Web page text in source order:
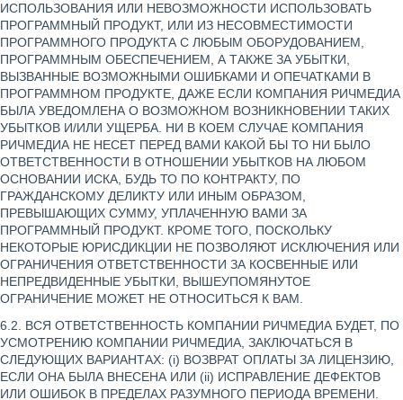
ИСПОЛЬЗОВАНИЯ ИЛИ НЕВОЗМОЖНОСТИ ИСПОЛЬЗОВАТЬ
ПРОГРАММНЫЙ ПРОДУКТ, ИЛИ ИЗ НЕСОВМЕСТИМОСТИ
ПРОГРАММНОГО ПРОДУКТА С ЛЮБЫМ ОБОРУДОВАНИЕМ,
ПРОГРАММНЫМ ОБЕСПЕЧЕНИЕМ, А ТАКЖЕ ЗА УБЫТКИ,
ВЫЗВАННЫЕ ВОЗМОЖНЫМИ ОШИБКАМИ И ОПЕЧАТКАМИ В
ПРОГРАММНОМ ПРОДУКТЕ, ДАЖЕ ЕСЛИ КОМПАНИЯ РИЧМЕДИА
БЫЛА УВЕДОМЛЕНА О ВОЗМОЖНОМ ВОЗНИКНОВЕНИИ ТАКИХ
УБЫТКОВ И/ИЛИ УЩЕРБА. НИ В КОЕМ СЛУЧАЕ КОМПАНИЯ
РИЧМЕДИА НЕ НЕСЕТ ПЕРЕД ВАМИ КАКОЙ БЫ ТО НИ БЫЛО
ОТВЕТСТВЕННОСТИ В ОТНОШЕНИИ УБЫТКОВ НА ЛЮБОМ
ОСНОВАНИИ ИСКА, БУДЬ ТО ПО КОНТРАКТУ, ПО
ГРАЖДАНСКОМУ ДЕЛИКТУ ИЛИ ИНЫМ ОБРАЗОМ,
ПРЕВЫШАЮЩИХ СУММУ, УПЛАЧЕННУЮ ВАМИ ЗА
ПРОГРАММНЫЙ ПРОДУКТ. КРОМЕ ТОГО, ПОСКОЛЬКУ
НЕКОТОРЫЕ ЮРИСДИКЦИИ НЕ ПОЗВОЛЯЮТ ИСКЛЮЧЕНИЯ ИЛИ
ОГРАНИЧЕНИЯ ОТВЕТСТВЕННОСТИ ЗА КОСВЕННЫЕ ИЛИ
НЕПРЕДВИДЕННЫЕ УБЫТКИ, ВЫШЕУПОМЯНУТОЕ
ОГРАНИЧЕНИЕ МОЖЕТ НЕ ОТНОСИТЬСЯ К ВАМ.
6.2. ВСЯ ОТВЕТСТВЕННОСТЬ КОМПАНИИ РИЧМЕДИА БУДЕТ, ПО
УСМОТРЕНИЮ КОМПАНИИ РИЧМЕДИА, ЗАКЛЮЧАТЬСЯ В
СЛЕДУЮЩИХ ВАРИАНТАХ: (i) ВОЗВРАТ ОПЛАТЫ ЗА ЛИЦЕНЗИЮ,
ЕСЛИ ОНА БЫЛА ВНЕСЕНА ИЛИ (ii) ИСПРАВЛЕНИЕ ДЕФЕКТОВ
ИЛИ ОШИБОК В ПРЕДЕЛАХ РАЗУМНОГО ПЕРИОДА ВРЕМЕНИ.